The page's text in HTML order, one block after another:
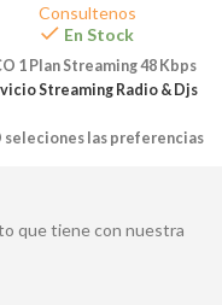
Consultenos
En Stock
1 Plan Streaming 48 Kbps
Streaming Radio & Djs
seleciones las preferencias
suscripccion mensual.
que tiene con nuestra